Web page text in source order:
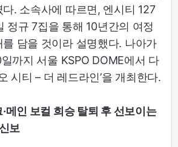
. 소속사에 따르면, 엔시티 127
정규 7집을 통해 10년간의 여정
담을 것이라 설명했다. 나아가
까지 서울 KSPO DOME에서 다
시티 – 더 레드라인’을 개최한다.
메인 보컬 희승 탈퇴 후 선보이는
보